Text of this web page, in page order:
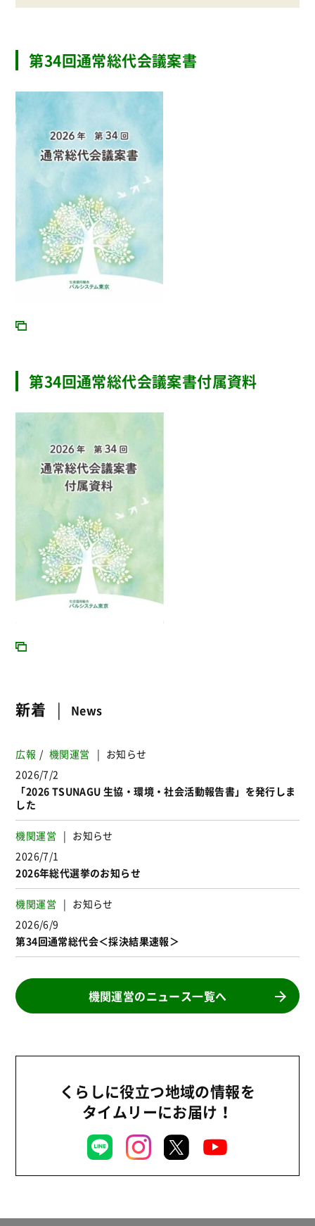
第34回通常総代会議案書
第34回通常総代会議案書付属資料
新着 News
広報 機関運営
お知らせ
2026/7/2
「2026 TSUNAGU 生協・環境・社会活動報告書」を発行しま
した
機関運営
お知らせ
2026/7/1
2026年総代選挙のお知らせ
機関運営
お知らせ
2026/6/9
第34回通常総代会＜採決結果速報＞
機関運営のニュース一覧へ
くらしに役立つ地域の情報を
タイムリーにお届け！